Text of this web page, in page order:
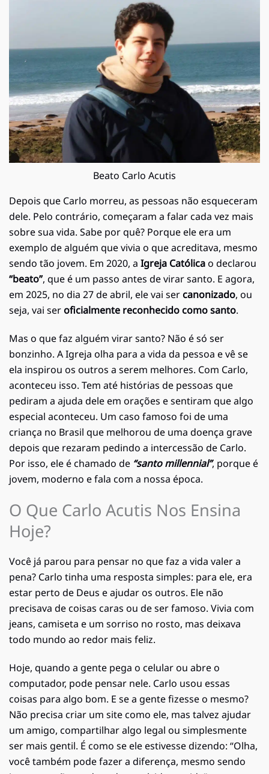
Beato Carlo Acutis
Depois que Carlo morreu, as pessoas não esqueceram
dele. Pelo contrário, começaram a falar cada vez mais
sobre sua vida. Sabe por quê? Porque ele era um
exemplo de alguém que vivia o que acreditava, mesmo
sendo tão jovem. Em 2020, a Igreja Católicao declarou
“beato”, que é um passo antes de virar santo. E agora,
em 2025, no dia 27 de abril, ele vai sercanonizado, ou
seja, vai seroficialmente reconhecido como santo.
Mas o que faz alguém virar santo? Não é só ser
bonzinho. A Igreja olha para a vida da pessoa e vê se
ela inspirou os outros a serem melhores. Com Carlo,
aconteceu isso. Tem até histórias de pessoas que
pediram a ajuda dele em orações e sentiram que algo
especial aconteceu. Um caso famoso foi de uma
criança no Brasil que melhorou de uma doença grave
depois que rezaram pedindo a intercessão de Carlo.
Por isso, ele é chamado de “santo millennial”, porque é
jovem, moderno e fala com a nossa época.
O Que Carlo Acutis Nos Ensina
Hoje?
Você já parou para pensar no que faz a vida valer a
pena? Carlo tinha uma resposta simples: para ele, era
estar perto de Deus e ajudar os outros. Ele não
precisava de coisas caras ou de ser famoso. Vivia com
jeans, camiseta e um sorriso no rosto, mas deixava
todo mundo ao redor mais feliz.
Hoje, quando a gente pega o celular ou abre o
computador, pode pensar nele. Carlo usou essas
coisas para algo bom. E se a gente fizesse o mesmo?
Não precisa criar um site como ele, mas talvez ajudar
um amigo, compartilhar algo legal ou simplesmente
ser mais gentil. É como se ele estivesse dizendo: “Olha,
você também pode fazer a diferença, mesmo sendo